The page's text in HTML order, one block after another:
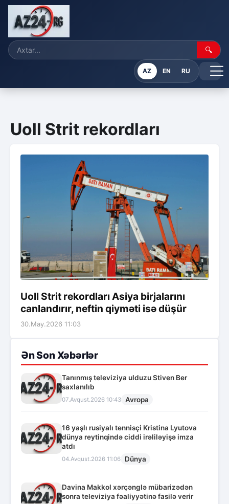
🔍
AZ EN RU
Uoll Strit rekordları
Uoll Strit rekordları Asiya birjalarını
canlandırır, neftin qiyməti isə düşür
30.May.2026 11:03
Ən Son Xəbərlər
Tanınmış televiziya ulduzu Stiven Ber
saxlanılıb
07.Avqust.2026 10:43 Avropa
16 yaşlı rusiyalı tennisçi Kristina Lyutova
dünya reytinqində ciddi irəliləyişə imza
atdı
04.Avqust.2026 11:06 Dünya
Davina Makkol xərçənglə mübarizədən
sonra televiziya fəaliyyətinə fasilə verir